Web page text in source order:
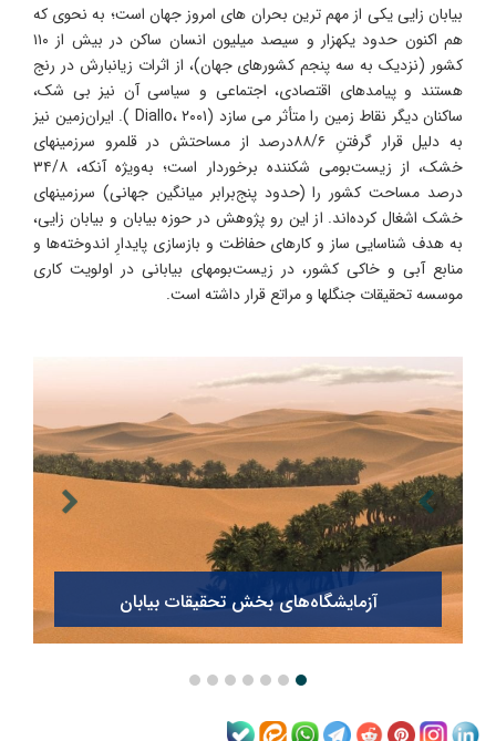
بیابان زایی یکی از مهم ترین بحران های امروز جهان است؛ به نحوی که
هم اکنون حدود یکهزار و سیصد میلیون انسان ساکن در بیش از ۱۱۰
کشور (نزدیک به سه پنجم کشورهای جهان)، از اثرات زیانبارش در رنج
هستند و پیامدهای اقتصادی، اجتماعی و سیاسی آن نیز بی شک،
ساکنان دیگر نقاط زمین را متأثر می سازد (Diallo، ۲۰۰۱ ). ایران‌زمین نیز
به دلیل قرار گرفتنِ ۸۸/۶درصد از مساحتش در قلمرو سرزمینهای
خشک، از زیست‌بومی شکننده برخوردار است؛ به‌ویژه آنکه، ۳۴/۸
درصد مساحت کشور را (حدود پنج‌برابر میانگین جهانی) سرزمینهای
خشک اشغال کرده‌اند. از این رو پژوهش در حوزه بیابان و بیابان زایی،
به هدف شناسایی ساز و کارهای حفاظت و بازسازی پایدارِ اندوخته‌ها و
منابع آبی و خاکی کشور، در زیست‌بومهای بیابانی در اولویت کاری
موسسه تحقیقات جنگلها و مراتع قرار داشته است.
آزمایشگاه‌های بخش تحقیقات بیابان